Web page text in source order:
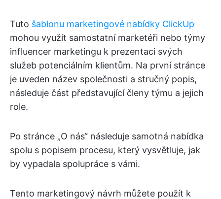
Tuto šablonu marketingové nabídky ClickUp
mohou využít samostatní marketéři nebo týmy
influencer marketingu k prezentaci svých
služeb potenciálním klientům. Na první stránce
je uveden název společnosti a stručný popis,
následuje část představující členy týmu a jejich
role.
Po stránce „O nás“ následuje samotná nabídka
spolu s popisem procesu, který vysvětluje, jak
by vypadala spolupráce s vámi.
Tento marketingový návrh můžete použít k